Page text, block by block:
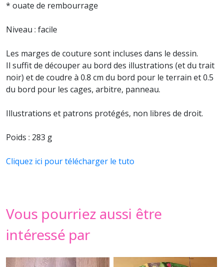
* ouate de rembourrage
Niveau : facile
Les marges de couture sont incluses dans le dessin.
Il suffit de découper au bord des illustrations (et du trait
noir) et de coudre à 0.8 cm du bord pour le terrain et 0.5
du bord pour les cages, arbitre, panneau.
Illustrations et patrons protégés, non libres de droit.
Poids : 283 g
Cliquez ici pour télécharger le tuto
Vous pourriez aussi être
intéressé par